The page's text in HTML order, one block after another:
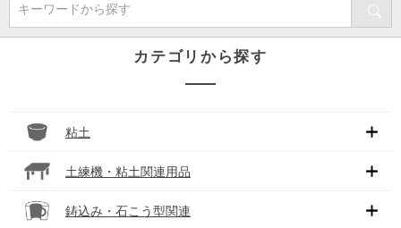
キーワードから探す
カテゴリから探す
粘土
土練機・粘土関連用品
鋳込み・石こう型関連